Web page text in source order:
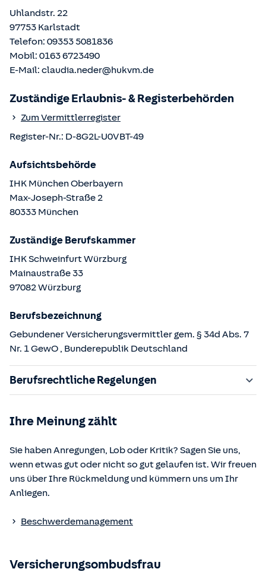
Uhlandstr. 22
97753 Karlstadt
Telefon: 09353 5081836
Mobil: 0163 6723490
E-Mail: claudia.neder@hukvm.de
Zuständige Erlaubnis- & Registerbehörden
Zum Vermittlerregister
Register-Nr.: D-8G2L-U0VBT-49
Aufsichtsbehörde
IHK München Oberbayern
Max-Joseph-Straße 2
80333 München
Zuständige Berufskammer
IHK Schweinfurt Würzburg
Mainaustraße33
97082Würzburg
Berufsbezeichnung
Gebundener Versicherungsvermittler gem. § 34d Abs. 7
Nr. 1 GewO , Bunderepublik Deutschland
Berufsrechtliche Regelungen
§§ 59 – 68 Gesetz über den Versicherungsvertrag
§ 48b Versicherungsaufsichtsgesetz (VAG)
Verordnung über die Versicherungsvermittlung und -
Die berufsrechtlichen Regelungen können über die vom
eingesehen und abgerufen werden.
Ihre Meinung zählt
Sie haben Anregungen, Lob oder Kritik? Sagen Sie uns,
wenn etwas gut oder nicht so gut gelaufen ist. Wir freuen
uns über Ihre Rückmeldung und kümmern uns um Ihr
Anliegen.
Beschwerdemanagement
Versicherungsombudsfrau